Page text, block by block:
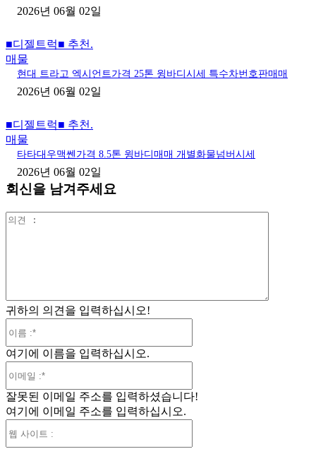
2026년 06월 02일
■디젤트럭■ 추천.
매물
현대 트라고 엑시언트가격 25톤 윙바디시세 특수차번호판매매
2026년 06월 02일
■디젤트럭■ 추천.
매물
타타대우맥쎈가격 8.5톤 윙바디매매 개별화물넘버시세
2026년 06월 02일
회신을 남겨주세요
귀하의 의견을 입력하십시오!
여기에 이름을 입력하십시오.
일
잘못된 이메일 주소를 입력하셨습니다!
여기에 이메일 주소를 입력하십시오.